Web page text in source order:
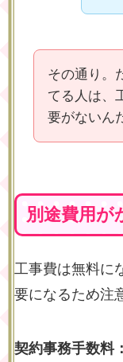
その通り。
てる人は、
要がないん
別途費用が
工事費は無料に
要になるため注
契約事務手数料